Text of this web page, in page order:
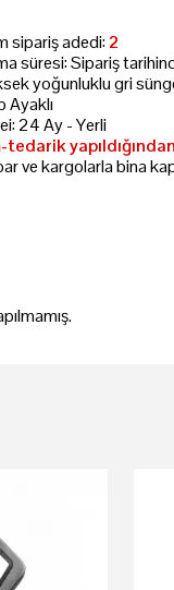
sipariş adedi:2
süresi: Sipariş
yoğunluklu gri
Ayaklı
24 Ay - Yerli
ve kargolarla bina